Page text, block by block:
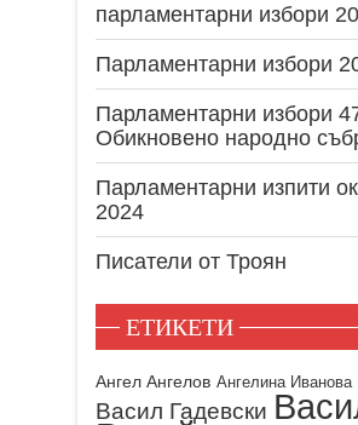
парламентарни избори
Парламентарни избори
Парламентарни избори
Обикновено народно
Парламентарни изпити
2024
Писатели от Троян
ЕТИКЕТИ
Ангел Ангелов Ангелина Иванова
Васил Гадевски